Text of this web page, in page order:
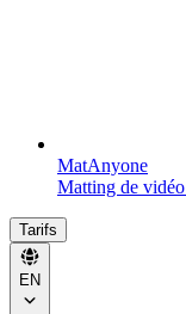
MatAnyone
Matting de
Tarifs
EN